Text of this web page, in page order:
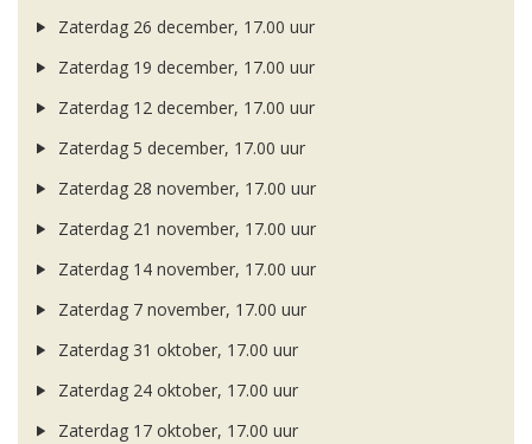
Zaterdag 26 december, 17.00 uur
Zaterdag 19 december, 17.00 uur
Zaterdag 12 december, 17.00 uur
Zaterdag 5 december, 17.00 uur
Zaterdag 28 november, 17.00 uur
Zaterdag 21 november, 17.00 uur
Zaterdag 14 november, 17.00 uur
Zaterdag 7 november, 17.00 uur
Zaterdag 31 oktober, 17.00 uur
Zaterdag 24 oktober, 17.00 uur
Zaterdag 17 oktober, 17.00 uur